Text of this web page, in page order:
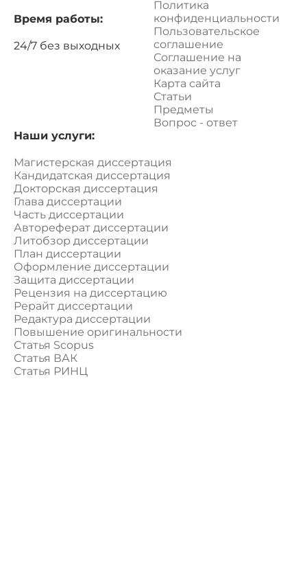
Время работы:
24/7 без выходных
Политика
конфиденциальности
Пользовательское
соглашение
Соглашение на
оказание услуг
Карта сайта
Статьи
Предметы
Вопрос - ответ
Наши услуги:
Магистерская диссертация
Кандидатская диссертация
Докторская диссертация
Глава диссертации
Часть диссертации
Автореферат диссертации
Литобзор диссертации
План диссертации
Оформление диссертации
Защита диссертации
Рецензия на диссертацию
Рерайт диссертации
Редактура диссертации
Повышение оригинальности
Статья Scopus
Статья ВАК
Статья РИНЦ